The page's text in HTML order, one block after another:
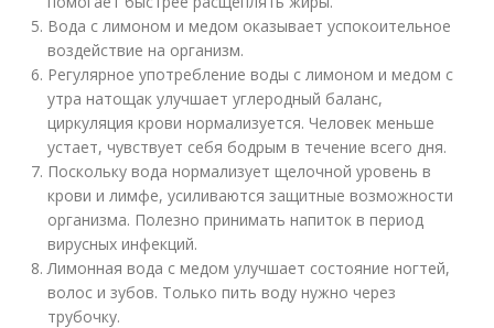
Вода с лимоном и медом оказывает успокоительное
воздействие на организм.
Регулярное употребление воды с лимоном и медом с
утра натощак улучшает углеродный баланс,
циркуляция крови нормализуется. Человек меньше
устает, чувствует себя бодрым в течение всего дня.
Поскольку вода нормализует щелочной уровень в
крови и лимфе, усиливаются защитные возможности
организма. Полезно принимать напиток в период
вирусных инфекций.
Лимонная вода с медом улучшает состояние ногтей,
волос и зубов. Только пить воду нужно через
трубочку.